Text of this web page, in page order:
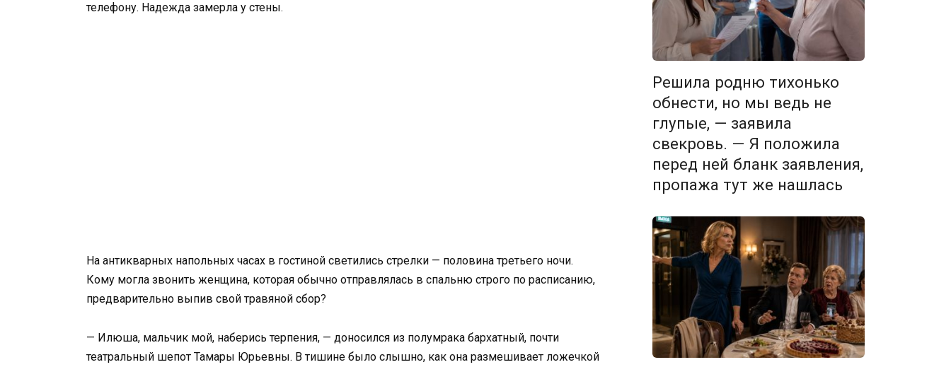
телефону. Надежда замерла у стены.
На антикварных напольных часах в гостиной светились стрелки — половина третьего ночи.
Кому могла звонить женщина, которая обычно отправлялась в спальню строго по расписанию,
предварительно выпив свой травяной сбор?
— Илюша, мальчик мой, наберись терпения, — доносился из полумрака бархатный, почти
театральный шепот Тамары Юрьевны. В тишине было слышно, как она размешивает ложечкой
Решила родню тихонько
обнести, но мы ведь не
глупые, — заявила
свекровь. — Я положила
перед ней бланк заявления,
пропажа тут же нашлась